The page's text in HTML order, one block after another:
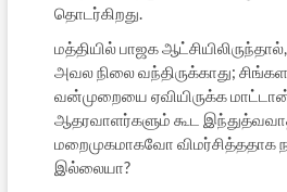
தொடர்கிறது.
மத்தியில் பாஜக
அவல நிலை வந்திருக்காது;
வன்முறையை ஏவியிருக்க மாட்டான்.
ஆதரவாளர்களும் கூட
மறைமுகமாகவோ விமர்சித்ததாக
இல்லையா?